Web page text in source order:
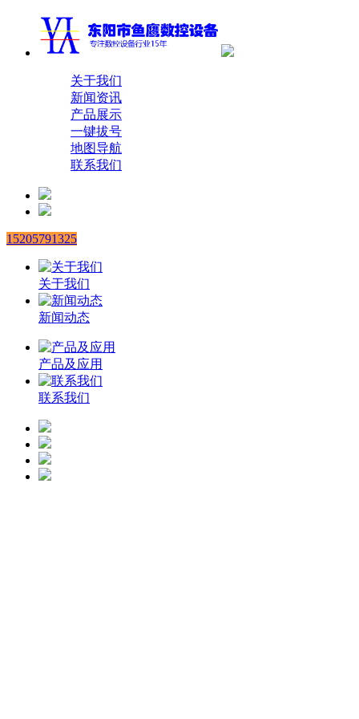
关于我们
新闻资讯
产品展示
一键拔号
地图导航
联系我们
15205791325
关于我们
新闻动态
产品及应用
联系我们